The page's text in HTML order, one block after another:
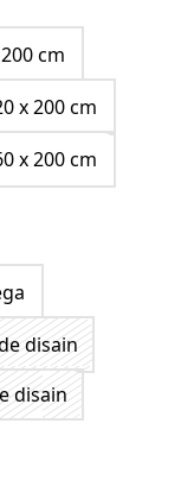
cm
x 200 cm
x 200 cm
disain
disain